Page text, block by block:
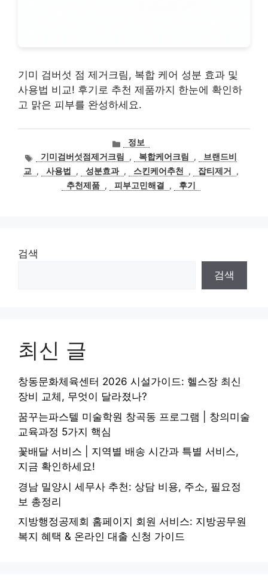
기미 검버섯 점 제거크림, 복합 케어 성분 효과 및
사용법 비교! 후기로 추천 제품까지 한눈에 확인하
고 맑은 피부를 완성하세요.
카
테
고
리
정보
태기미검버섯점제거크림 , 복합케어크림 ,
브랜드비
교
, 사용법 , 성분효과 , 스킨케어추천 , 잡티제거
,
추천제품 , 피부고민해결 , 후기
검색
검색
최신 글
창동문화체육센터 2026 시설가이드: 헬스장 최신
장비 교체, 무엇이 달라졌나?
꿈꾸는파스텔 미술학원 창곡동 프로그램 | 창의미술
교육과정 5가지 핵심
꽃배달 서비스 | 지역별 배송 시간과 특별 서비스,
지금 확인하세요!
경남 밀양시 세무사 추천: 상담 비용, 주소, 필요정
보 총정리
지방행정공제회 홈페이지 회원 서비스: 지방공무원
복지 혜택 & 온라인 대출 신청 가이드